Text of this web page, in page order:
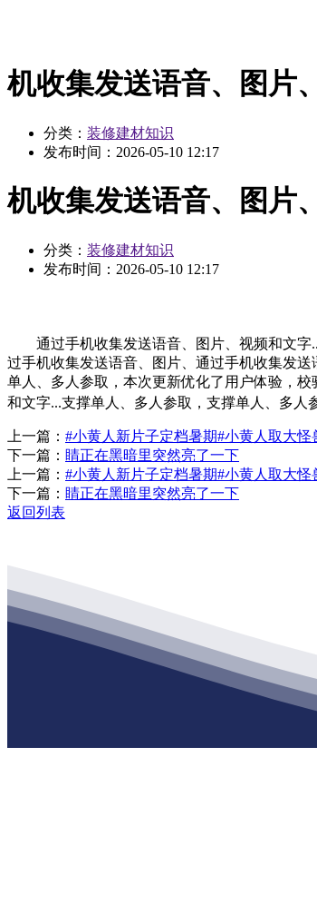
机收集发送语音、图片
分类： 装修建材知识
发布时间： 2026-05-10 12:17
机收集发送语音、图片
分类： 装修建材知识
发布时间： 2026-05-10 12:17
通过手机收集发送语音、图片、视频和文字...
过手机收集发送语音、图片、通过手机收集发
单人、多人参取，本次更新优化了用户体验，
和文字...支撑单人、多人参取，支撑单人、多
上一篇： #小黄人新片子定档暑期#小黄人取大怪
下一篇： 睛正在黑暗里突然亮了一下
上一篇： #小黄人新片子定档暑期#小黄人取大怪
下一篇： 睛正在黑暗里突然亮了一下
返回列表